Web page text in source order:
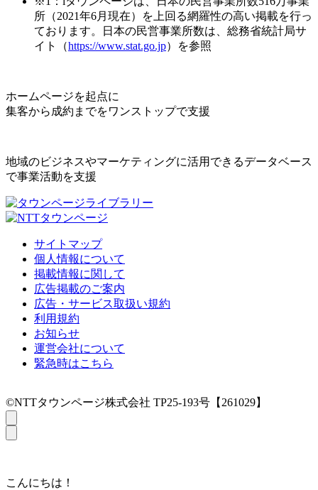
所（2021年6月現在）を上回る網羅性の高い掲載を行っ
ております。日本の民営事業所数は、総務省統計局サ
イト（https://www.stat.go.jp）を参照
ホームページを起点に
集客から成約までをワンストップで支援
地域のビジネスやマーケティングに活用できるデータベース
で事業活動を支援
サイトマップ
個人情報について
掲載情報に関して
広告掲載のご案内
広告・サービス取扱い規約
利用規約
お知らせ
運営会社について
緊急時はこちら
©NTTタウンページ株式会社 TP25-193号【261029】
こんにちは！